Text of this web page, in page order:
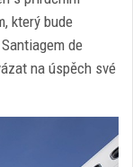
který bude
de
na úspěch své